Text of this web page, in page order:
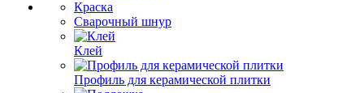
Краска
Сварочный шнур
Клей
Профиль для керамической плитки